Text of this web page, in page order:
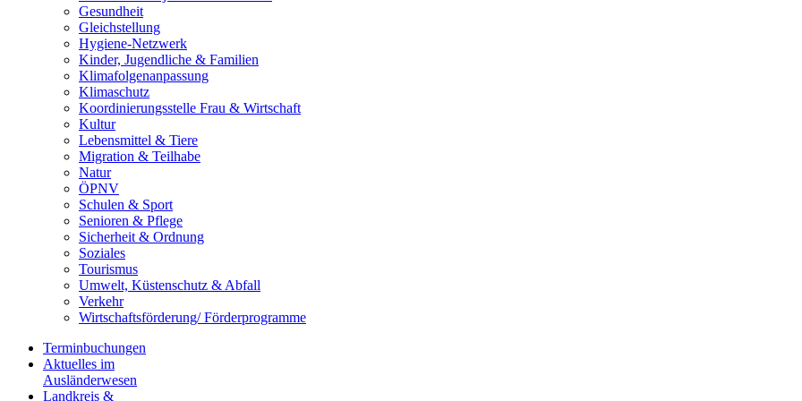
Gesundheit
Gleichstellung
Hygiene-Netzwerk
Kinder, Jugendliche & Familien
Klimafolgenanpassung
Klimaschutz
Koordinierungsstelle Frau & Wirtschaft
Kultur
Lebensmittel & Tiere
Migration & Teilhabe
Natur
ÖPNV
Schulen & Sport
Senioren & Pflege
Sicherheit & Ordnung
Soziales
Tourismus
Umwelt, Küstenschutz & Abfall
Verkehr
Wirtschaftsförderung/ Förderprogramme
Terminbuchungen
Aktuelles im
Ausländerwesen
Landkreis &